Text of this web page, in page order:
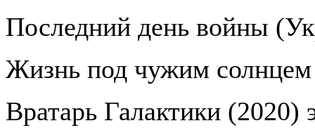
Последний день войны
Жизнь под чужим
Вратарь Галактики (2020)